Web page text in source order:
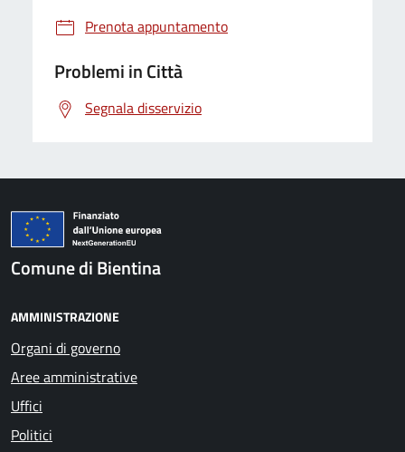
Prenota appuntamento
Problemi in Città
Segnala disservizio
Comune di Bientina
AMMINISTRAZIONE
Organi di governo
Aree amministrative
Uffici
Politici